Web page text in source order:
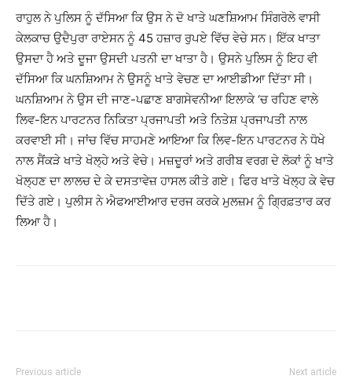
ਰਾਹੁਲ ਨੇ ਪੁਲਿਸ ਨੂੰ ਦੱਸਿਆ ਕਿ ਉਸ ਨੇ ਦੋ ਖਾਤੇ ਘਣਸ਼ਿਆਮ ਸਿੰਗਰੋਲੇ ਵਾਸੀ
ਕੇਲਕਾਚ ਉਦੈਪੁਰਾ ਰਾਏਸਨ ਨੂੰ 45 ਹਜ਼ਾਰ ਰੁਪਏ ਵਿੱਚ ਵੇਚੇ ਸਨ। ਇੱਕ ਖਾਤਾ
ਉਸਦਾ ਹੈ ਅਤੇ ਦੂਜਾ ਉਸਦੀ ਪਤਨੀ ਦਾ ਖਾਤਾ ਹੈ। ਉਸਨੇ ਪੁਲਿਸ ਨੂੰ ਇਹ ਵੀ
ਦੱਸਿਆ ਕਿ ਘਨਸ਼ਿਆਮ ਨੇ ਉਸਨੂੰ ਖਾਤੇ ਵੇਚਣ ਦਾ ਆਈਡੀਆ ਦਿੱਤਾ ਸੀ।
ਘਨਸ਼ਿਆਮ ਨੇ ਉਸ ਦੀ ਜਾਣ-ਪਛਾਣ ਬਾਗਸੇਵਨੀਆ ਇਲਾਕੇ ‘ਚ ਰਹਿਣ ਵਾਲੇ
ਲਿਵ-ਇਨ ਪਾਰਟਨਰ ਨਿਕਿਤਾ ਪ੍ਰਜਾਪਤੀ ਅਤੇ ਨਿਤੇਸ਼ ਪ੍ਰਜਾਪਤੀ ਨਾਲ
ਕਰਵਾਈ ਸੀ। ਜਾਂਚ ਵਿੱਚ ਸਾਹਮਣੇ ਆਇਆ ਕਿ ਲਿਵ-ਇਨ ਪਾਰਟਨਰ ਨੇ ਧੋਖੇ
ਨਾਲ ਸੈਂਕੜੇ ਖਾਤੇ ਖੋਲ੍ਹੇ ਅਤੇ ਵੇਚੇ। ਮਜ਼ਦੂਰਾਂ ਅਤੇ ਗਰੀਬ ਵਰਗ ਦੇ ਲੋਕਾਂ ਨੂੰ ਖਾਤੇ
ਖੋਲ੍ਹਣ ਦਾ ਲਾਲਚ ਦੇ ਕੇ ਦਸਤਾਵੇਜ਼ ਹਾਸਲ ਕੀਤੇ ਗਏ। ਫਿਰ ਖਾਤੇ ਖੋਲ੍ਹ ਕੇ ਵੇਚ
ਦਿੱਤੇ ਗਏ। ਪੁਲੀਸ ਨੇ ਐਫਆਈਆਰ ਦਰਜ ਕਰਕੇ ਮੁਲਜ਼ਮ ਨੂੰ ਗ੍ਰਿਫ਼ਤਾਰ ਕਰ
ਲਿਆ ਹੈ।
Previous article Next article